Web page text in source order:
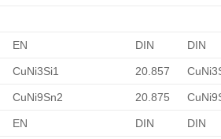
EN DIN DIN
CuNi3Si1 20.857
CuNi9Sn2 20.875
EN DIN DIN